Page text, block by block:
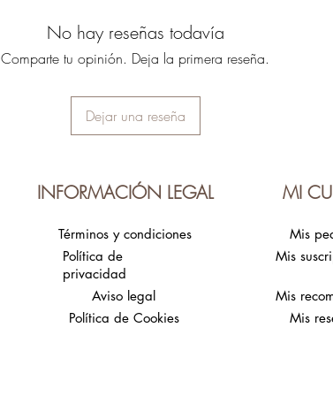
La arcilla blanca
así como las
hidratación del
grosor del cabello
folículos con esta
Producto vegano.
60gr unidad
No hay reseñas todavía
Comparte tu opinión. Deja la primera reseña.
Dejar una reseña
INFORMACIÓN LEGAL MI
Términos y condiciones
Política de
privacidad
Aviso legal
Política de Cookies
Mis
Mis
Mis
Mis